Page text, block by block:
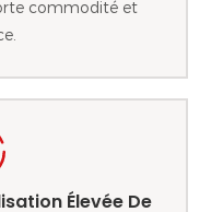
commodité et
Élevée De